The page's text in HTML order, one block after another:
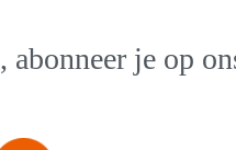
abonneer je op